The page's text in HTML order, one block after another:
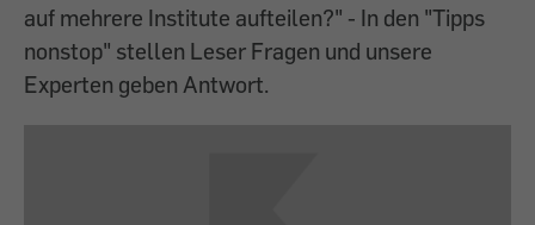
auf mehrere Institute aufteilen?" - In den "Tipps
nonstop" stellen Leser Fragen und unsere
Experten geben Antwort.